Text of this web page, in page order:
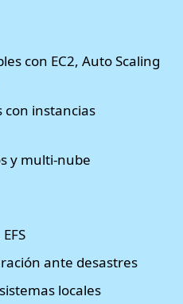
con EC2, Auto Scaling
con instancias
y multi-nube
ante desastres
locales